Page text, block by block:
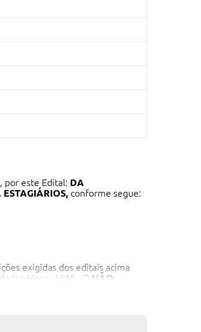
, por este Edital: DA
conforme segue:
exigidas dos editais acima
Henn, 1645. O NÃO